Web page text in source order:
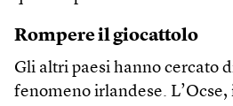
Rompere il giocattolo
Gli altri paesi hanno cercato
fenomeno irlandese.